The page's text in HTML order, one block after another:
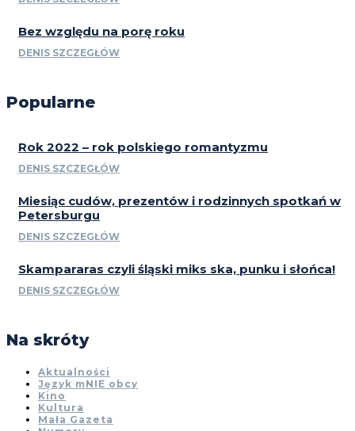
Bez względu na porę roku
DENIS SZCZEGŁÓW
Popularne
Rok 2022 – rok polskiego romantyzmu
DENIS SZCZEGŁÓW
Miesiąc cudów, prezentów i rodzinnych spotkań w
Petersburgu
DENIS SZCZEGŁÓW
Skampararas czyli śląski miks ska, punku i słońca!
DENIS SZCZEGŁÓW
Na skróty
Aktualności
Język mNIE obcy
Kino
Kultura
Mała Gazeta